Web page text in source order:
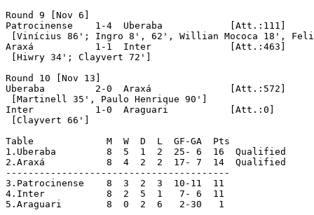
Round 9 [Nov 6]
Patrocinense	1-4  Uberaba		[Att.:111]
[Vinícius 86'; Ingro 8', 62', Willian Mococa 18',
Araxá		1-1  Inter		[Att.:463]
[Hiwry 34'; Clayvert 72']
Round 10 [Nov 13]
Uberaba		2-0  Araxá		[Att.:572]
[Martinell 35', Paulo Henrique 90']
Inter		1-0  Araguari		[Att.:0]
[Clayvert 66']
Table		  M  W  D  L  GF-GA  Pts
1.Uberaba	  8  5  1  2  25- 6  16  Qualified
2.Araxá		  8  4  2  2  17- 7  14  Qualified
----------------------------------------
3.Patrocinense	  8  3  2  3  10-11  11
4.Inter		  8  2  5  1   7- 6  11
5.Araguari	  8  0  2  6   2-30   1